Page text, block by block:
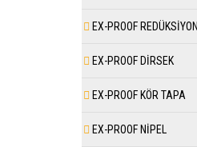
EX-PROOF
EX-PROOF DİRSEK
EX-PROOF KÖR TAPA
EX-PROOF NİPEL